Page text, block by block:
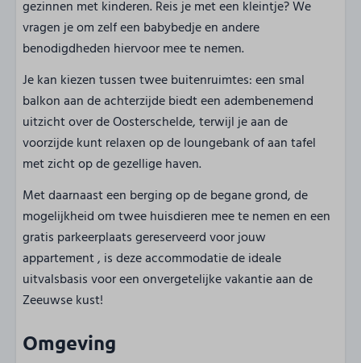
gezinnen met kinderen. Reis je met een kleintje? We
vragen je om zelf een babybedje en andere
benodigdheden hiervoor mee te nemen.
Je kan kiezen tussen twee buitenruimtes: een smal
balkon aan de achterzijde biedt een adembenemend
uitzicht over de Oosterschelde, terwijl je aan de
voorzijde kunt relaxen op de loungebank of aan tafel
met zicht op de gezellige haven.
Met daarnaast een berging op de begane grond, de
mogelijkheid om twee huisdieren mee te nemen en een
gratis parkeerplaats gereserveerd voor jouw
appartement , is deze accommodatie de ideale
uitvalsbasis voor een onvergetelijke vakantie aan de
Zeeuwse kust!
Omgeving